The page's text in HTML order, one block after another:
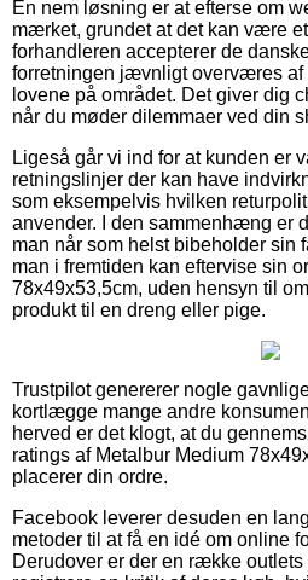
En nem løsning er at efterse om
mærket, grundet at det kan være
forhandleren accepterer de
forretningen jævnligt overværes af
lovene på området. Det giver dig
når du møder dilemmaer ved din
Ligeså går vi ind for at kunden er
retningslinjer der kan have
som eksempelvis hvilken
anvender. I den sammenhæng er
man når som helst bibeholder sin
man i fremtiden kan eftervise sin
78x49x53,5cm, uden hensyn til
produkt til en dreng eller pige.
Trustpilot genererer nogle
kortlægge mange andre
herved er det klogt, at du
ratings af Metalbur Medium
placerer din ordre.
Facebook leverer desuden en
metoder til at få en idé om online
Derudover er der en række